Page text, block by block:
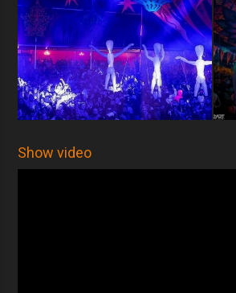
Show video